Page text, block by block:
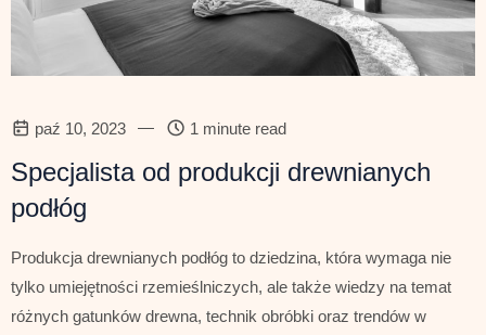
paź 10, 2023 — 1 minute read
Specjalista od produkcji drewnianych
podłóg
Produkcja drewnianych podłóg to dziedzina, która wymaga nie
tylko umiejętności rzemieślniczych, ale także wiedzy na temat
różnych gatunków drewna, technik obróbki oraz trendów w